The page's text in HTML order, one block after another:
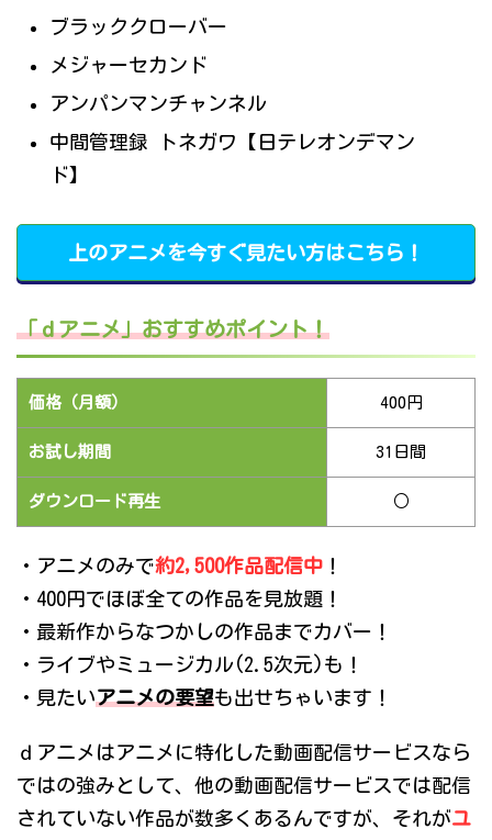
ブラッククローバー
メジャーセカンド
アンパンマンチャンネル
中間管理録 トネガワ【日テレオンデマン
ド】
上のアニメを今すぐ見たい方はこちら！
「ｄアニメ」おすすめポイント！
価格（月額） 400円
お試し期間 31日間
ダウンロード再生 ○
・アニメのみで約2,500作品配信中 ！
・400円でほぼ全ての作品を見放題！
・最新作からなつかしの作品までカバー！
・ライブやミュージカル(2.5次元)も！
・見たいアニメの要望も出せちゃいます！
ｄアニメはアニメに特化した動画配信サービスなら
ではの強みとして、他の動画配信サービスでは配信
されていない作品が数多くあるんですが、それがユ